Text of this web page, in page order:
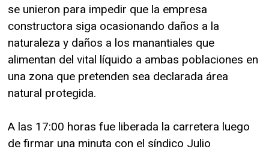
se unieron para impedir que la empresa
constructora siga ocasionando daños a la
naturaleza y daños a los manantiales que
alimentan del vital líquido a ambas poblaciones en
una zona que pretenden sea declarada área
natural protegida.
A las 17:00 horas fue liberada la carretera luego
de firmar una minuta con el síndico Julio